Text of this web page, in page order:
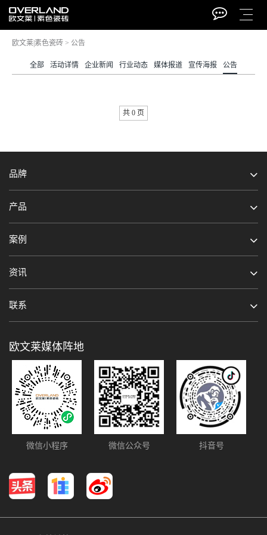
欧文莱|素色瓷砖 > 公告
全部 活动详情 企业新闻 行业动态 媒体报道 宣传海报 公告
共 0 页
品牌
产品
案例
资讯
联系
欧文莱媒体阵地
微信小程序 微信公众号 抖音号